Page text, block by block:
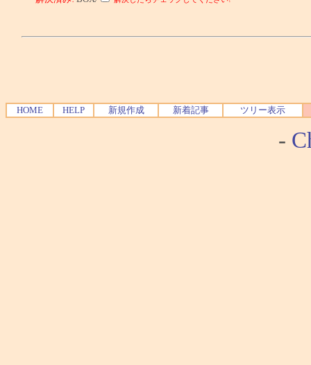
HOME HELP 新規作成 新着記事 ツリー表示
-